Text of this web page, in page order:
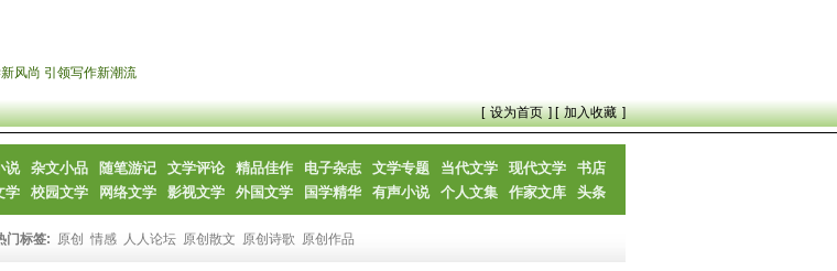
风尚 引领写作新潮流
[ 设为首页 ] [ 加入收藏 ]
说 杂文小品 随笔游记 文学评论 精品佳作 电子杂志 文学专题 当代文学 现代文学
书店
学 校园文学 网络文学 影视文学 外国文学 国学精华 有声小说 个人文集 作家文库 头条
门标签: 原创 情感 人人论坛 原创散文 原创诗歌 原创作品